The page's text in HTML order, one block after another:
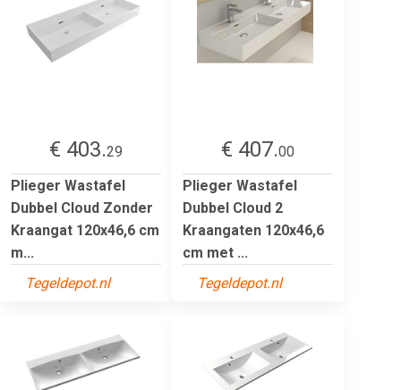
€ 403.29
Plieger Wastafel
Dubbel Cloud Zonder
Kraangat 120x46,6 cm
m...
Tegeldepot.nl
€ 407.00
Plieger Wastafel
Dubbel Cloud 2
Kraangaten 120x46,6
cm met ...
Tegeldepot.nl